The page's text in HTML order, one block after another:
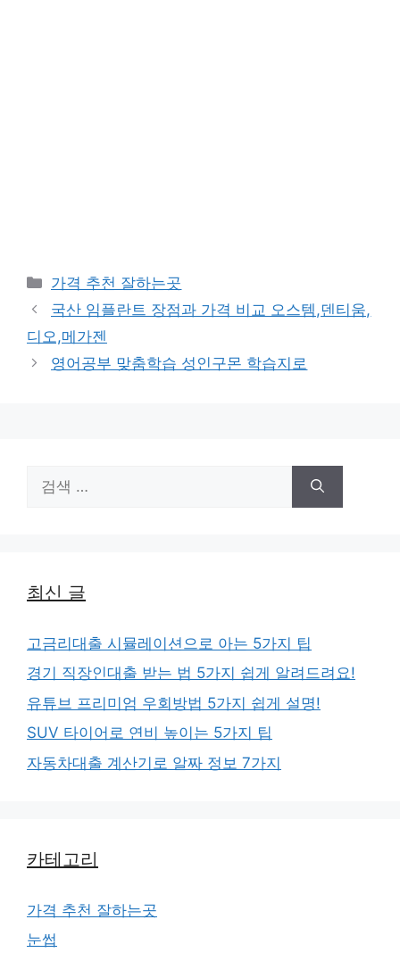
카
테
고
리
가격 추천 잘하는곳
국산 임플란트 장점과 가격 비교 오스템,덴티움,
디오,메가젠
영어공부 맞춤학습 성인구몬 학습지로
색:
최신 글
고금리대출 시뮬레이션으로 아는 5가지 팁
경기 직장인대출 받는 법 5가지 쉽게 알려드려요!
유튜브 프리미엄 우회방법 5가지 쉽게 설명!
SUV 타이어로 연비 높이는 5가지 팁
자동차대출 계산기로 알짜 정보 7가지
카테고리
가격 추천 잘하는곳
눈썹